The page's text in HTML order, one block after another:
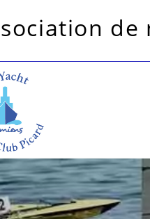
de